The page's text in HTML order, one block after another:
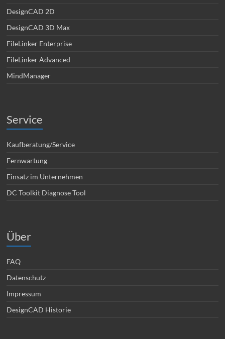
DesignCAD 2D
DesignCAD 3D Max
FileLinker Enterprise
FileLinker Advanced
MindManager
Service
Kaufberatung/Service
Fernwartung
Einsatz im Unternehmen
DC Toolkit Diagnose Tool
Über
FAQ
Datenschutz
Impressum
DesignCAD Historie